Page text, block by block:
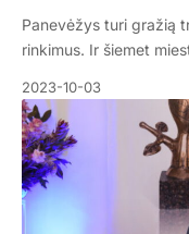
Panevėžys turi gražią
rinkimus. Ir šiemet
2023-10-03